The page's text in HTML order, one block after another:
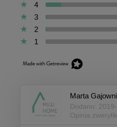
4
3
2
1
Marta
Dodano:
Opinia